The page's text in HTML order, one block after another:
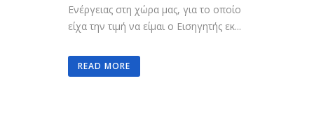
Ενέργειας στη χώρα μας, για το οποίο
είχα την τιμή να είμαι ο Εισηγητής εκ...
READ MORE